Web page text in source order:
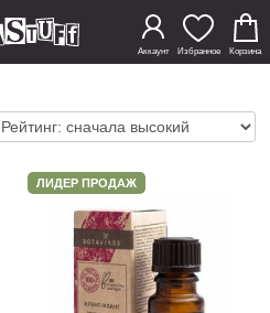
Аккаунт Избранное Корзина
ЛИДЕР ПРОДАЖ